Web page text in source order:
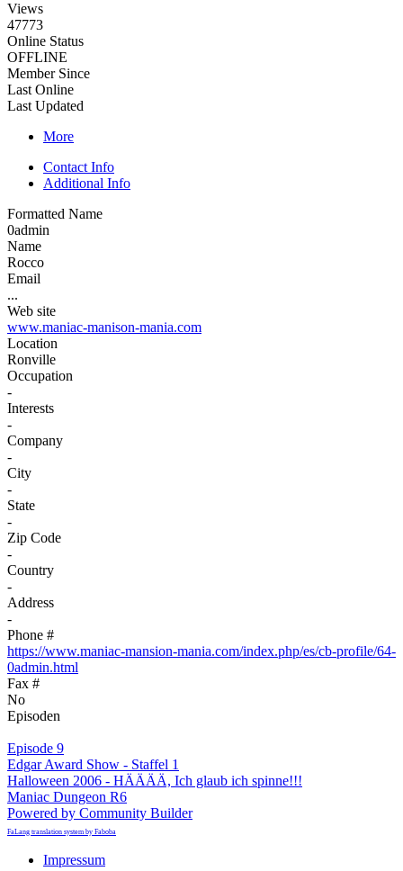
Views
47773
Online Status
OFFLINE
Member Since
Last Online
Last Updated
More
Contact Info
Additional Info
Formatted Name
0admin
Name
Rocco
Email
...
Web site
www.maniac-manison-mania.com
Location
Ronville
Occupation
-
Interests
-
Company
-
City
-
State
-
Zip Code
-
Country
-
Address
-
Phone #
https://www.maniac-mansion-mania.com/index.php/es/cb-profile/64-
0admin.html
Fax #
No
Episoden
Episode 9
Edgar Award Show - Staffel 1
Halloween 2006 - HÄÄÄÄ, Ich glaub ich spinne!!!
Maniac Dungeon R6
Powered by Community Builder
FaLang translation system by Faboba
Impressum